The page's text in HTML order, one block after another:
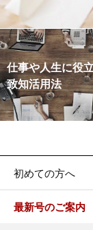
仕事や人生に役
致知活用法
初めての方へ
最新号のご案内